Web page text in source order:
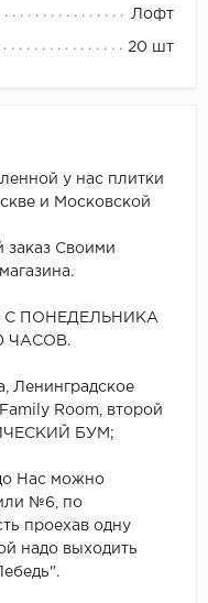
Лофт
20 шт
у нас плитки
и Московской
заказ Своими
ПОНЕДЕЛЬНИКА
ЧАСОВ.
Ленинградское
Room, второй
БУМ;
Нас можно
№6, по
проехав одну
надо выходить